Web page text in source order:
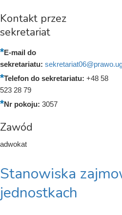
Kontakt przez
sekretariat
E-mail do
sekretariatu:
Telefon do sekretariatu: +48 58
523 28 79
Nr pokoju: 3057
Zawód
adwokat
Stanowiska
jednostkach